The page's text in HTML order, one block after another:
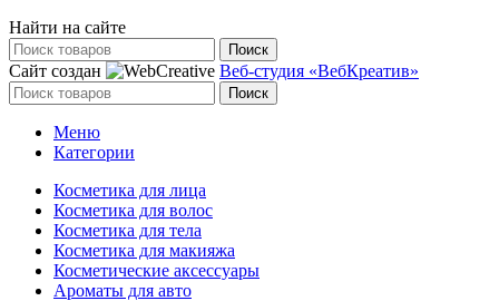
Найти на сайте
Поиск
Сайт создан Веб-студия «ВебКреатив»
Поиск
Меню
Категории
Косметика для лица
Косметика для волос
Косметика для тела
Косметика для макияжа
Косметические аксессуары
Ароматы для авто